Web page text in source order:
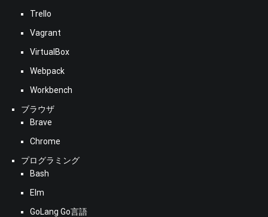
Trello
Vagrant
VirtualBox
Webpack
Workbench
ブラウザ
Brave
Chrome
プログラミング
Bash
Elm
GoLang Go言語